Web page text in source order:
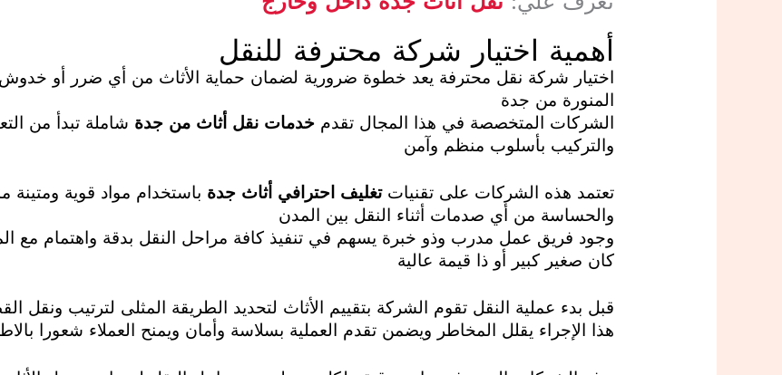
ر
ة
م
ن
ج
د
ة
أهمية اختيار شركة محترفة للنقل
اختيار شركة نقل محترفة يعد خطوة ضرورية لضمان حماية الأثاث من أي ضرر أو خدوش
المنورة من جدة
الشركات المتخصصة في هذا المجال تقدم خدمات نقل أثاث من جدة شاملة تبدأ من
والتركيب بأسلوب منظم وآمن
تعتمد هذه الشركات على تقنياتتغليف احترافي أثاث جدة باستخدام مواد قوية
والحساسة من أي صدمات أثناء النقل بين المدن
وجود فريق عمل مدرب وذو خبرة يسهم في تنفيذ كافة مراحل النقل بدقة واهتمام مع
كان صغير كبير أو ذا قيمة عالية
قبل بدء عملية النقل تقوم الشركة بتقييم الأثاث لتحديد الطريقة المثلى لترتيب ونقل
هذا الإجراء يقلل المخاطر ويضمن تقدم العملية بسلاسة وأمان ويمنح العملاء شعورا